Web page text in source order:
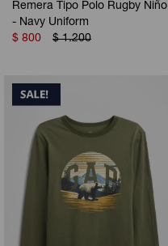
Remera Tipo Polo Rugby Niño
- Navy Uniform
$ 800 $ 1.200